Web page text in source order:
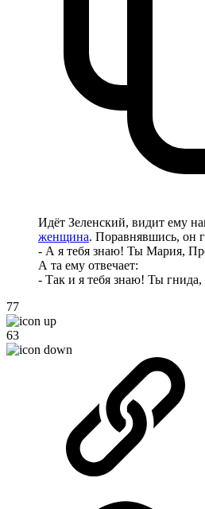
Идёт Зеленский, видит ему
женщина. Поравнявшись, он
- А я тебя знаю! Ты Мария,
А та ему отвечает:
- Так и я тебя знаю! Ты гнида,
77
63